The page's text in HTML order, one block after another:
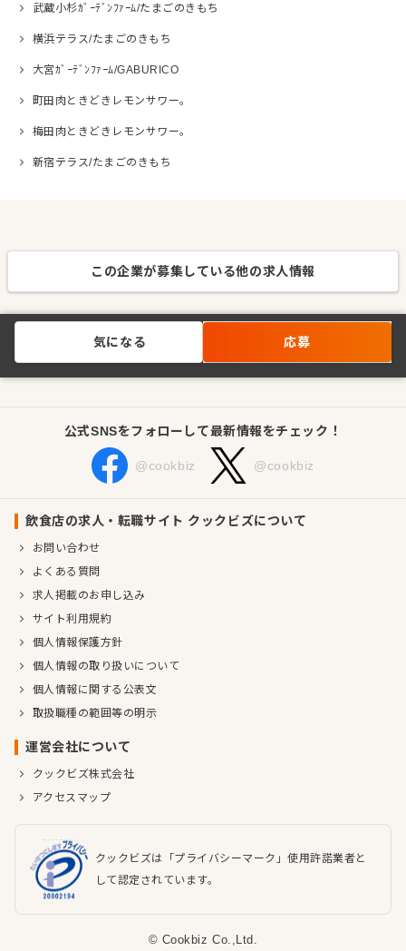
武蔵小杉ｶﾞｰﾃﾞﾝﾌｧｰﾑ/たまごのきもち
横浜テラス/たまごのきもち
大宮ｶﾞｰﾃﾞﾝﾌｧｰﾑ/GABURICO
町田肉ときどきレモンサワー。
梅田肉ときどきレモンサワー。
新宿テラス/たまごのきもち
この企業が募集している他の求人情報
気になる 応募
公式SNSをフォローして最新情報をチェック！
@cookbiz @cookbiz
飲食店の求人・転職サイト クックビズについて
お問い合わせ
よくある質問
求人掲載のお申し込み
サイト利用規約
個人情報保護方針
個人情報の取り扱いについて
個人情報に関する公表文
取扱職種の範囲等の明示
運営会社について
クックビズ株式会社
アクセスマップ
クックビズは「プライバシーマーク」使用許諾業者と
して認定されています。
© Cookbiz Co.,Ltd.